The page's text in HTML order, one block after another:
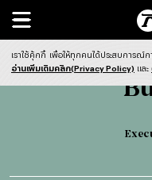
Business
- ก + ก
เราใช้คุ้กกี้ เพื่อให้ทุกคนได้ประสบการณ์
อ่านเพิ่มเติมคลิก(Privacy Policy) และ